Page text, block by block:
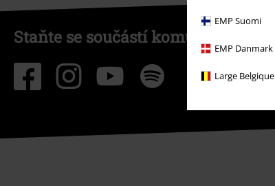
EMP Suomi
EMP Danmark
Large Belgique
Staňte se součástí komunity!